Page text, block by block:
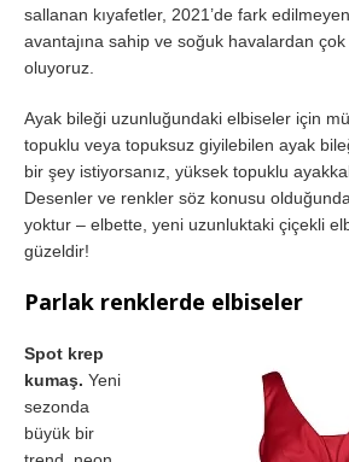
sallanan kıyafetler, 2021’de fark
avantajına sahip ve soğuk havalardan
oluyoruz.
Ayak bileği uzunluğundaki elbiseler için
topuklu veya topuksuz giyilebilen ayak
bir şey istiyorsanız, yüksek topuklu
Desenler ve renkler söz konusu olduğunda
yoktur – elbette, yeni uzunluktaki çiçekli
güzeldir!
Parlak renklerde elbiseler
Spot krep
kumaş. Yeni
sezonda
büyük bir